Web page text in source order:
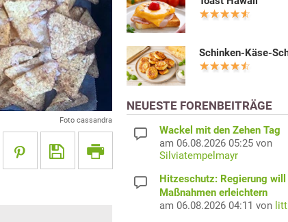
Foto cassandra
Schinken-Käse-
NEUESTE FORENBEITRÄGE
Wackel mit den Zehen Tag
am 06.08.2026 05:25 von
Silviatempelmayr
Hitzeschutz: Regierung will
Maßnahmen erleichtern
am 06.08.2026 04:11 von